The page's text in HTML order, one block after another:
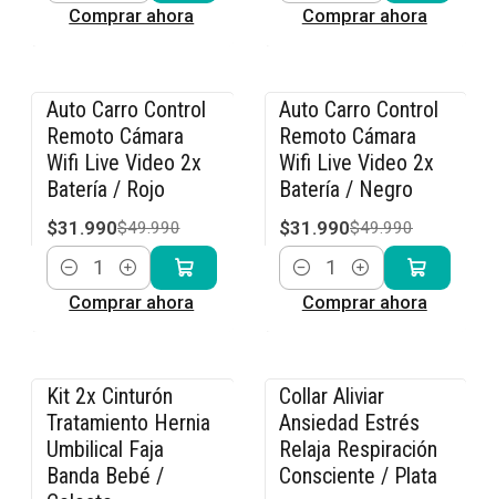
Comprar ahora
Comprar ahora
-36% OFF
Auto Carro Control
Remoto Cámara
Wifi Live Video 2x
Batería / Rojo
$31.990$49.990
Cantidad
Comprar ahora
-36% OFF
Auto Carro Control
Remoto Cámara
Wifi Live Video 2x
Batería / Negro
$31.990$49.990
Cantidad
Comprar ahora
-15% OFF
Kit 2x Cinturón
Tratamiento Hernia
Umbilical Faja
Banda Bebé /
-15% OFF
Collar Aliviar
Ansiedad Estrés
Relaja Respiración
Consciente / Plata